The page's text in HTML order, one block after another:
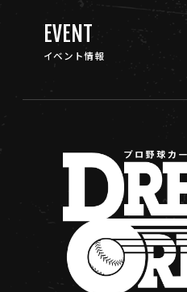
EVENT
イベント情報